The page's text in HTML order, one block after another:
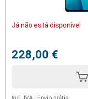
Já não está disponível
228,00 €